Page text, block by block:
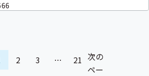
2 3 … 21 次の
ペー